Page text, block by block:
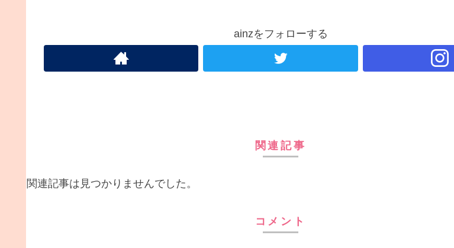
ainzをフォローする
関連記事
関連記事は見つかりませんでした。
コメント